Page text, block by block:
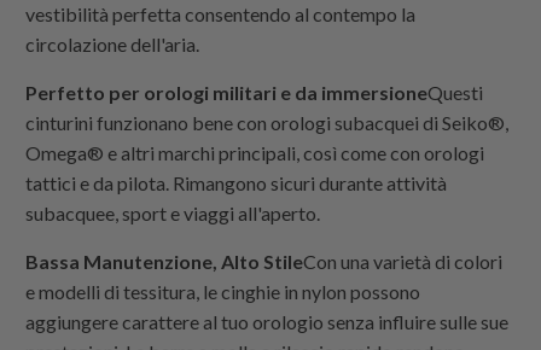
vestibilità perfetta consentendo al contempo la
circolazione dell'aria.
Perfetto per orologi militari e da immersioneQuesti
cinturini funzionano bene con orologi subacquei di Seiko®,
Omega® e altri marchi principali, così come con orologi
tattici e da pilota. Rimangono sicuri durante attività
subacquee, sport e viaggi all'aperto.
Bassa Manutenzione, Alto StileCon una varietà di colori
e modelli di tessitura, le cinghie in nylon possono
aggiungere carattere al tuo orologio senza influire sulle sue